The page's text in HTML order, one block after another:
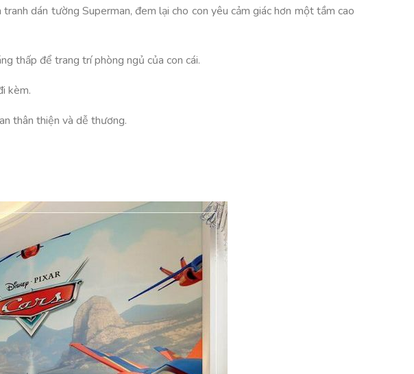
dán tường Superman, đem lại cho con yêu cảm giác hơn một tầm cao
thấp để trang trí phòng ngủ của con cái.
kèm.
thân thiện và dễ thương.